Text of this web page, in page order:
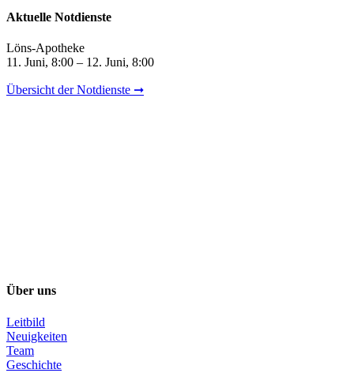
Aktuelle Notdienste
Löns-Apotheke
11. Juni, 8:00 – 12. Juni, 8:00
Übersicht der Notdienste ➞
Über uns
Leitbild
Neuigkeiten
Team
Geschichte